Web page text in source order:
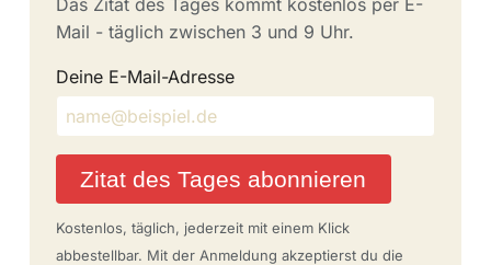
Mail - täglich zwischen 3 und 9 Uhr.
Deine E-Mail-Adresse
Zitat des Tages abonnieren
Kostenlos, täglich, jederzeit mit einem Klick
abbestellbar. Mit der Anmeldung akzeptierst du die